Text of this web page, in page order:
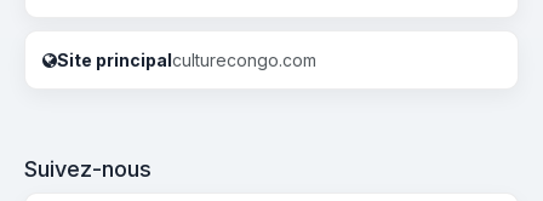
Site principalculturecongo.com
Suivez-nous